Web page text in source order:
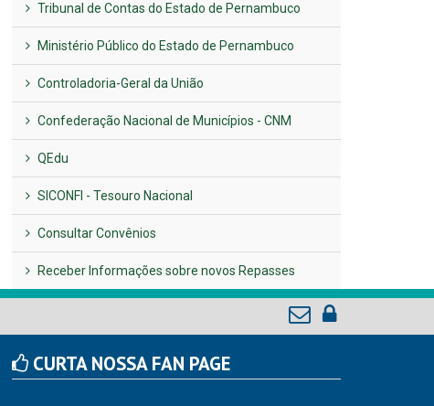
Tribunal de Contas do Estado de Pernambuco
Ministério Público do Estado de Pernambuco
Controladoria-Geral da União
Confederação Nacional de Municípios - CNM
QEdu
SICONFI - Tesouro Nacional
Consultar Convênios
Receber Informações sobre novos Repasses
CURTA NOSSA FAN PAGE